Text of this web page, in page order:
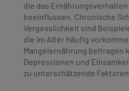
die das
beeinflussen. Chronische
Vergesslichkeit sind
die im Alter häufig
Mangelernährung beitragen
Depressionen und
zu unterschätzende Faktoren.